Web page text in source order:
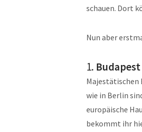
schauen. Dort
Nun aber
1. Budapest
Majestätischen
wie in Berlin
europäische
bekommt ihr